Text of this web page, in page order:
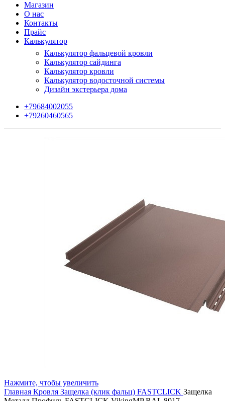
Магазин
О нас
Контакты
Прайс
Калькулятор
Калькулятор фальцевой кровли
Калькулятор сайдинга
Калькулятор кровли
Калькулятор водосточной системы
Дизайн экстерьера дома
+79684002055
+79260460565
Нажмите, чтобы увеличить
Главная Кровля Защелка (клик фальц) FASTCLICK Защелка